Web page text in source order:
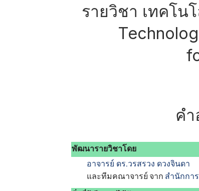
รายวิชา เทคโน
คำ
พัฒนารายวิชาโดย
อาจารย์ ดร.วรสรวง ดวงจินดา
และทีมคณาจารย์ จาก สำนักกา